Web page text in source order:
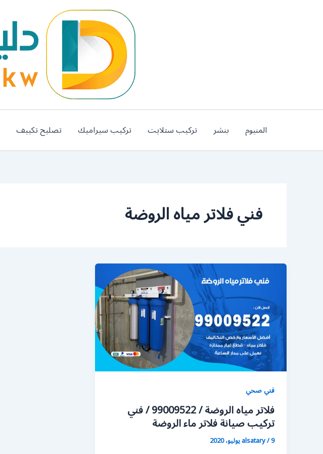
المنيوم بنشر تركيب ستلايت تركيب سيراميك تصليح تكييف
فني فلاتر مياه الروضة
فني صحي
فلاتر مياه الروضة / 99009522 / فني
تركيب صيانة فلاتر ماء الروضة
alsatary/9 يوليو، 2020